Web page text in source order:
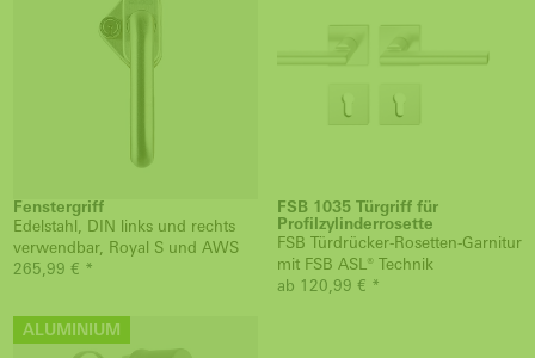
Fenstergriff
Edelstahl, DIN links und rechts
verwendbar, Royal S und AWS
265,99 € *
FSB 1035 Türgriff für
Profilzylinderrosette
FSB Türdrücker-Rosetten-Garnitur
mit FSB ASL® Technik
ab 120,99 € *
ALUMINIUM